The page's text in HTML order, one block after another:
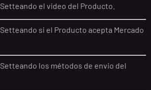
Setteando el video del Producto.
Setteando si el Producto acepta Mercado
Setteando los métodos de envio del